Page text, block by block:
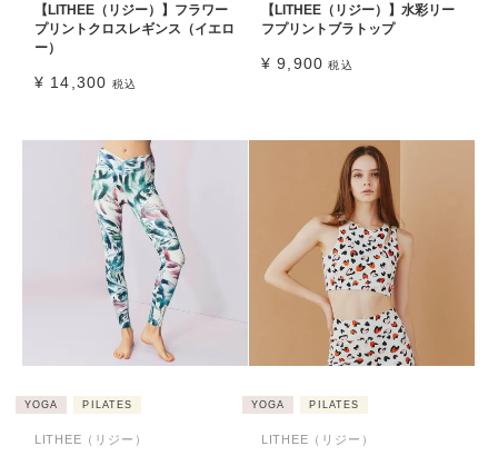
【LITHEE（リジー）】フラワー
プリントクロスレギンス（イエロ
ー）
¥ 14,300 税込
【LITHEE（リジー）】水彩リー
フプリントブラトップ
¥ 9,900 税込
YOGA PILATES
LITHEE（リジー）
YOGA PILATES
LITHEE（リジー）